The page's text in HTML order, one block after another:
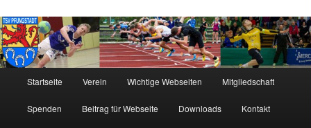
Startseite Verein Wichtige Webseiten Mitgliedschaft
Spenden Beitrag für Webseite Downloads Kontakt